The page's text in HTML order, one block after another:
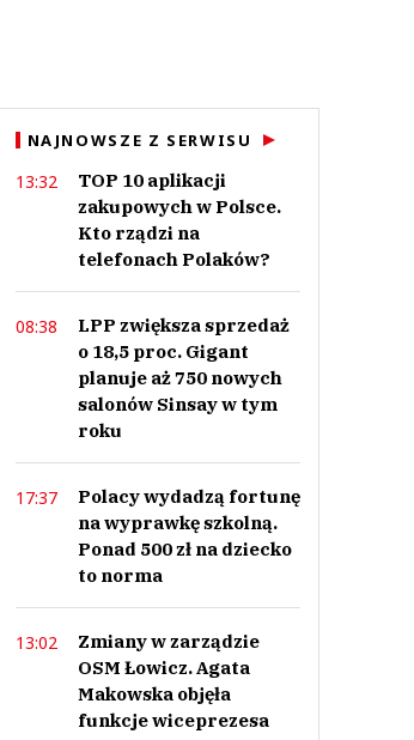
NAJNOWSZE Z SERWISU
13:32
TOP 10 aplikacji
zakupowych w Polsce.
Kto rządzi na
telefonach Polaków?
08:38
LPP zwiększa sprzedaż
o 18,5 proc. Gigant
planuje aż 750 nowych
salonów Sinsay w tym
roku
17:37
Polacy wydadzą fortunę
na wyprawkę szkolną.
Ponad 500 zł na dziecko
to norma
13:02
Zmiany w zarządzie
OSM Łowicz. Agata
Makowska objęła
funkcje wiceprezesa